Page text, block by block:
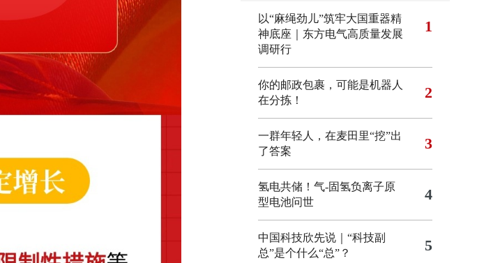
以“麻绳劲儿”筑牢大国重器精
神底座｜东方电气高质量发展
调研行
1
你的邮政包裹，可能是机器人
在分拣！
2
一群年轻人，在麦田里“挖”出
了答案
3
氢电共储！气-固氢负离子原
型电池问世
4
中国科技欣先说｜“科技副
总”是个什么“总”？
5